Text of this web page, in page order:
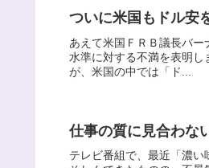
ついに米国もドル安
あえて米国ＦＲＢ議長バ
水準に対する不満を表明
が、米国の中では「ド...
仕事の質に見合わな
テレビ番組で、最近「濃